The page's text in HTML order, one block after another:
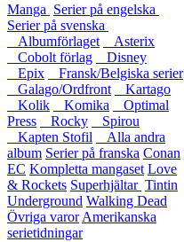
Manga Serier på engelska
Serier på svenska
Albumförlaget
Asterix
Cobolt förlag
Disney
Epix
Fransk/Belgiska serier
Galago/Ordfront
Kartago
Kolik
Komika
Optimal
Press
Rocky
Spirou
Kapten Stofil
Alla andra
album Serier på franska Conan
EC Kompletta mangaset Love
& Rockets Superhjältar Tintin
Underground Walking Dead
Övriga varorAmerikanska
serietidningar